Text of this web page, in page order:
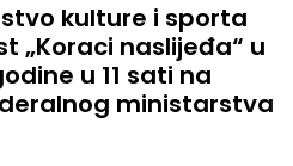
kulture i sporta
„Koraci naslijeđa“ u
u 11 sati na
ministarstva